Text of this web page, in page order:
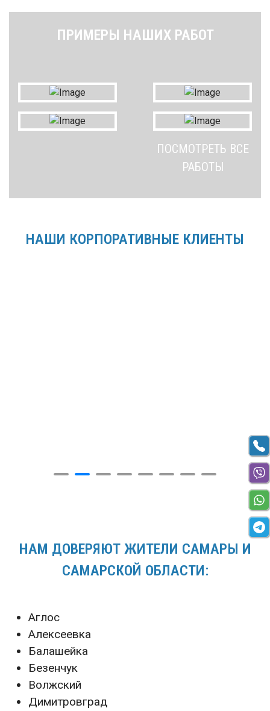
ПРИМЕРЫ НАШИХ РАБОТ
ПОСМОТРЕТЬ ВСЕ
РАБОТЫ
НАШИ КОРПОРАТИВНЫЕ КЛИЕНТЫ
НАМ ДОВЕРЯЮТ ЖИТЕЛИ САМАРЫ И
САМАРСКОЙ ОБЛАСТИ:
Аглос
Алексеевка
Балашейка
Безенчук
Волжский
Димитровград